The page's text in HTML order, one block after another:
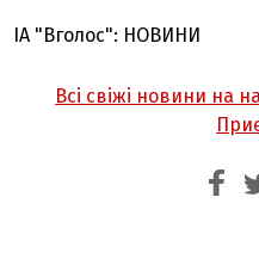
ІА "Вголос": НОВИНИ
Всі свіжі новини на